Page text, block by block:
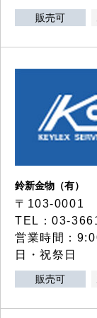
販売可
鈴新金物（有）
〒103-0001
TEL：03-
営業時間：
日・祝祭日
販売可